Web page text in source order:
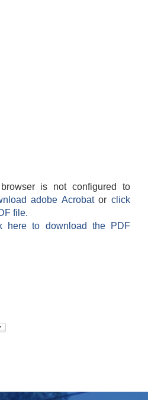
is not configured to
adobe Acrobatorclick
file.
here to download the PDF